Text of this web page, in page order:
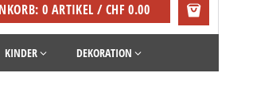
0 ARTIKEL / CHF 0.00
KINDER DEKORATION